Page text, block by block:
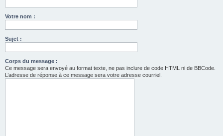
Votre nom :
Sujet :
Corps du message :
Ce message sera envoyé au format texte, ne pas inclure de code HTML ni de BBCode.
L’adresse de réponse à ce message sera votre adresse courriel.